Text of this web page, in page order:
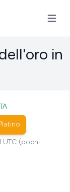
Apri il
in
(pochi